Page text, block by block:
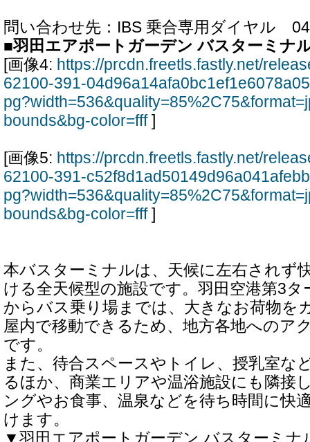
問い合わせ先：IBS 乗合専用ダイヤル
■羽田エアポートガーデン バスターミナ
[画像4: https://prcdn.freetls.fastly.net/
62100-391-
bounds&bg-color=fff]
[画像5: https://prcdn.freetls.fastly.net/
62100-391-
bounds&bg-color=fff]
本バスターミナルは、天候に左右されず
ける全天候型の施設です。羽田空港第3
からバス乗り場までは、大きなお荷物を
屋内で移動できるため、地方各地へのア
です。
また、待合スペースやトイレ、授乳室な
るほか、商業エリアや温浴施設にも隣接
ングやお食事、温泉などを待ち時間に快
けます。
▼羽田エアポートガーデン バスターミナ